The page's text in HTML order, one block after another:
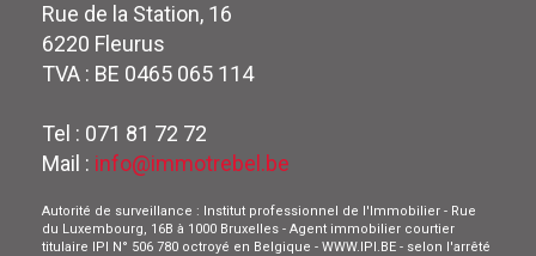
Rue de la Station, 16
6220 Fleurus
TVA : BE 0465 065 114
Tel : 071 81 72 72
Mail : info@immotrebel.be
Autorité de surveillance : Institut professionnel de l'Immobilier - Rue
du Luxembourg, 16B à 1000 Bruxelles - Agent immobilier courtier
titulaire IPI N° 506 780 octroyé en Belgique - WWW.IPI.BE - selon l'arrêté